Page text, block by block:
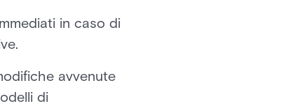
in caso di
avvenute
di